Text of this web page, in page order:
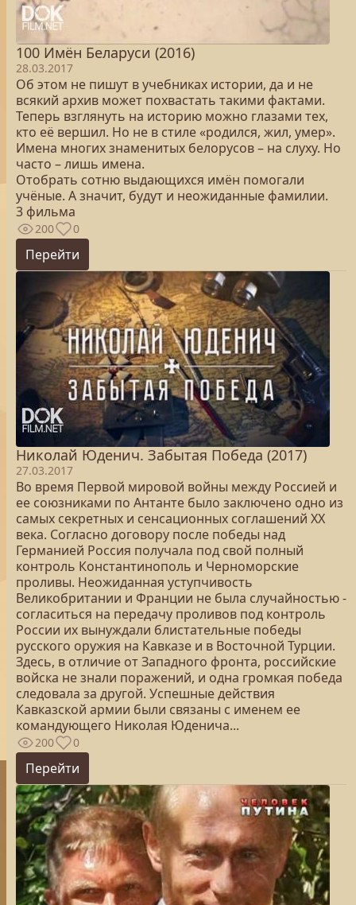
100 Имён Беларуси (2016)
28.03.2017
Об этом не пишут в учебниках истории, да и не
всякий архив может похвастать такими фактами.
Теперь взглянуть на историю можно глазами тех,
кто её вершил. Но не в стиле «родился, жил, умер».
Имена многих знаменитых белорусов – на слуху. Но
часто – лишь имена.
Отобрать сотню выдающихся имён помогали
учёные. А значит, будут и неожиданные фамилии.
3 фильма
200 0
Перейти
Николай Юденич. Забытая Победа (2017)
27.03.2017
Во время Первой мировой войны между Россией и
ее союзниками по Антанте было заключено одно из
самых секретных и сенсационных соглашений ХХ
века. Согласно договору после победы над
Германией Россия получала под свой полный
контроль Константинополь и Черноморские
проливы. Неожиданная уступчивость
Великобритании и Франции не была случайностью -
согласиться на передачу проливов под контроль
России их вынуждали блистательные победы
русского оружия на Кавказе и в Восточной Турции.
Здесь, в отличие от Западного фронта, российские
войска не знали поражений, и одна громкая победа
следовала за другой. Успешные действия
Кавказской армии были связаны с именем ее
командующего Николая Юденича...
200 0
Перейти